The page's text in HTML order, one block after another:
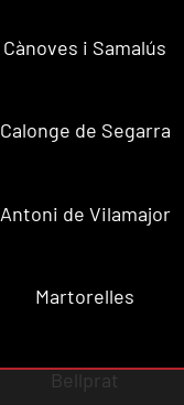
Cànoves i Samalús
Calonge de Segarra
Antoni de Vilamajor
Martorelles
Bellprat